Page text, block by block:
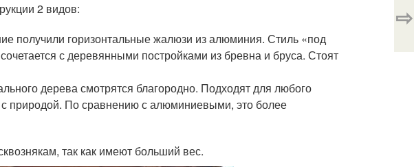
2 видов:
получили горизонтальные жалюзи из алюминия. Стиль «под
с деревянными постройками из бревна и бруса. Стоят
дерева смотрятся благородно. Подходят для любого
природой. По сравнению с алюминиевыми, это более
так как имеют больший вес.
⇨